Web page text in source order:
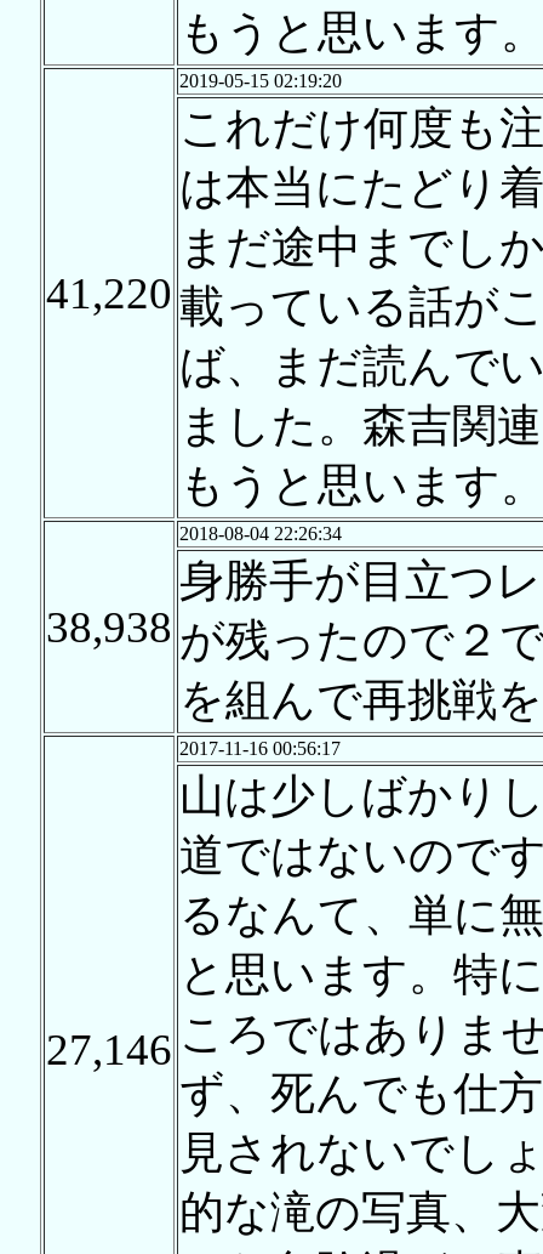
もうと思います
41,220
2019-05-15 02:19:20
これだけ何度も
は本当にたどり
まだ途中までし
載っている話が
ば、まだ読んで
ました。森吉関
もうと思います
38,938
2018-08-04 22:26:34
身勝手が目立つ
が残ったので２
を組んで再挑戦
27,146
2017-11-16 00:56:17
山は少しばかり
道ではないので
るなんて、単に
と思います。特
ころではありま
ず、死んでも仕
見されないでし
的な滝の写真、